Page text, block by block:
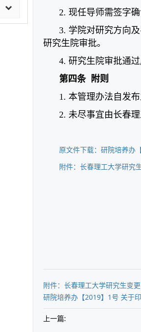
2. 现任导师需签字
3. 学院对研究方向
研究生院审批。
4. 研究生院审批通
第四条 附则
1. 本管理办法自发布
2. 未尽事宜由长春
原文件下载：研院培养办
附件：长春理工大学研究
附件：长春理工大学研究生变
研院培养办【2019】1号 关于
上一篇: